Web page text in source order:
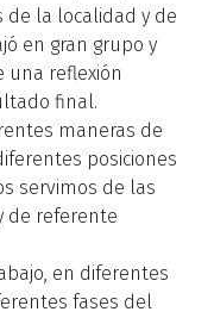
de la localidad y de
en gran grupo y
una reflexión
final.
maneras de
posiciones
servimos de las
de referente
en diferentes
fases del